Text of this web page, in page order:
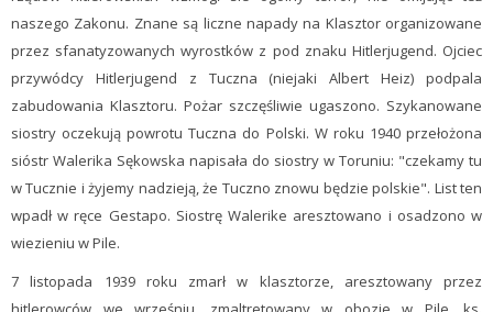
naszego Zakonu. Znane są liczne napady na Klasztor organizowane
przez sfanatyzowanych wyrostków z pod znaku Hitlerjugend. Ojciec
przywódcy Hitlerjugend z Tuczna (niejaki Albert Heiz) podpala
zabudowania Klasztoru. Pożar szczęśliwie ugaszono. Szykanowane
siostry oczekują powrotu Tuczna do Polski. W roku 1940 przełożona
sióstr Walerika Sękowska napisała do siostry w Toruniu: "czekamy tu
w Tucznie i żyjemy nadzieją, że Tuczno znowu będzie polskie". List ten
wpadł w ręce Gestapo. Siostrę Walerike aresztowano i osadzono w
wiezieniu w Pile.
7 listopada 1939 roku zmarł w klasztorze, aresztowany przez